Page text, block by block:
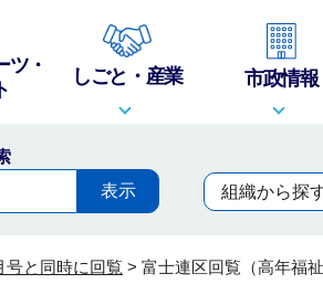
ツ・
しごと・産業 市政情報
組織から探
号と同時に回覧 > 富士連区回覧（高年福